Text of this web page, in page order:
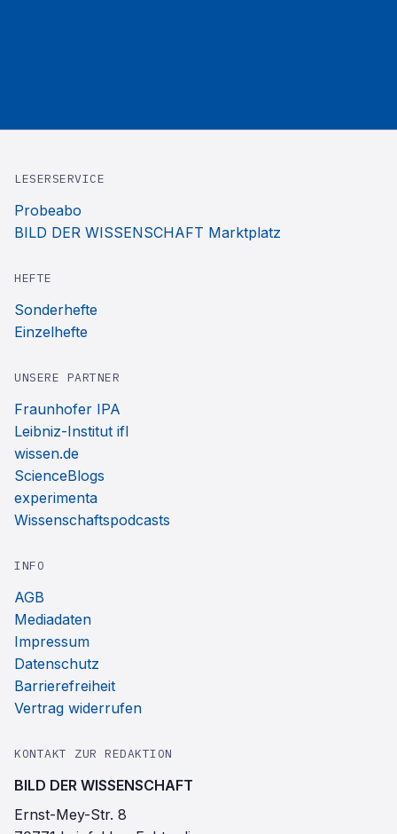
LESERSERVICE
Probeabo
BILD DER WISSENSCHAFT Marktplatz
HEFTE
Sonderhefte
Einzelhefte
UNSERE PARTNER
Fraunhofer IPA
Leibniz-Institut ifl
wissen.de
ScienceBlogs
experimenta
Wissenschaftspodcasts
INFO
AGB
Mediadaten
Impressum
Datenschutz
Barrierefreiheit
Vertrag widerrufen
KONTAKT ZUR REDAKTION
BILD DER WISSENSCHAFT
Ernst-Mey-Str. 8